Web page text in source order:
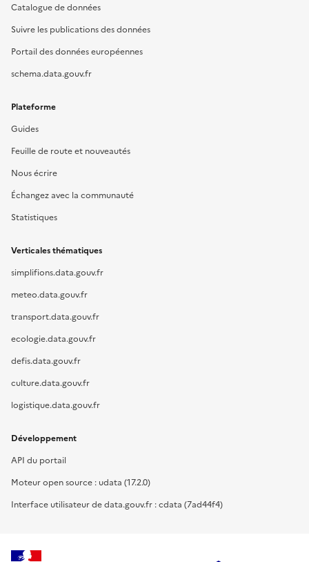
Catalogue de données
Suivre les publications des données
Portail des données européennes
schema.data.gouv.fr
Plateforme
Guides
Feuille de route et nouveautés
Nous écrire
Échangez avec la communauté
Statistiques
Verticales thématiques
simplifions.data.gouv.fr
meteo.data.gouv.fr
transport.data.gouv.fr
ecologie.data.gouv.fr
defis.data.gouv.fr
culture.data.gouv.fr
logistique.data.gouv.fr
Développement
API du portail
Moteur open source : udata (17.2.0)
Interface utilisateur de data.gouv.fr : cdata (7ad44f4)